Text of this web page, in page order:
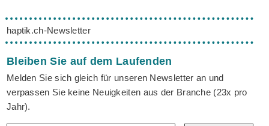
haptik.ch-Newsletter
Bleiben Sie auf dem Laufenden
Melden Sie sich gleich für unseren Newsletter an und
verpassen Sie keine Neuigkeiten aus der Branche (23x pro
Jahr).